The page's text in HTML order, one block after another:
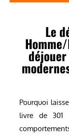
Le
Pourquoi
livre de 301